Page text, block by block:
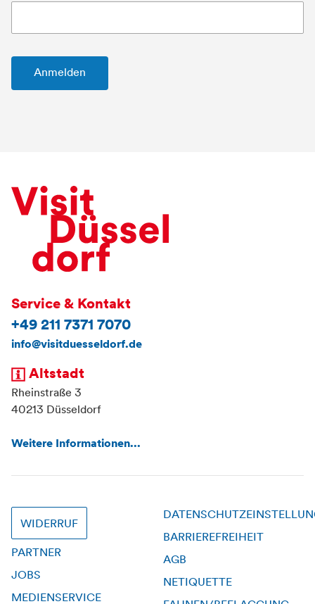
Service & Kontakt
+49 211 7371 7070
info@visitduesseldorf.de
Altstadt
Rheinstraße 3
40213 Düsseldorf
Weitere Informationen...
WIDERRUF
PARTNER
JOBS
MEDIENSERVICE
BARRIEREFREIHEIT
AGB
NETIQUETTE